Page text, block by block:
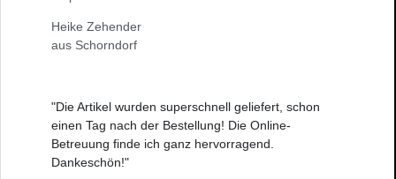
Heike Zehender
aus Schorndorf
"Die Artikel wurden superschnell geliefert, schon
einen Tag nach der Bestellung! Die Online-
Betreuung finde ich ganz hervorragend.
Dankeschön!"